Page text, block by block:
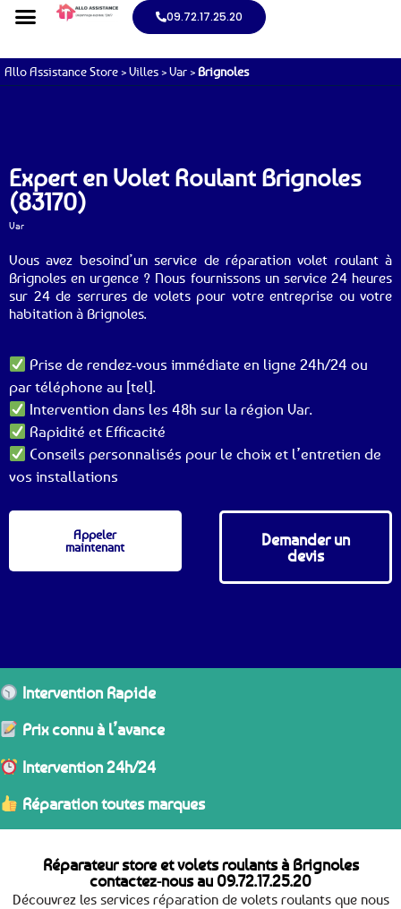
09.72.17.25.20
Allo Assistance Store >Villes >Var >Brignoles
Expert en Volet Roulant Brignoles
(83170)
Var
Vous avez besoind’un service de réparation volet roulant à
Brignoles en urgence ? Nous fournissons un service 24 heures
sur 24 de serrures de volets pour votre entreprise ou votre
habitation à Brignoles.
Prise de rendez-vous immédiate en ligne 24h/24 ou
par téléphone au [tel].
Intervention dans les 48h sur la région Var.
Rapidité et Efficacité
Conseils personnalisés pour le choix et l’entretien de
vos installations
Appeler
maintenant
Demander un
devis
Intervention Rapide
Prix connu à l’avance
Intervention 24h/24
Réparation toutes marques
Réparateur store et volets roulants à Brignoles
contactez-nous au 09.72.17.25.20
Découvrez les services réparation de volets roulants que nous